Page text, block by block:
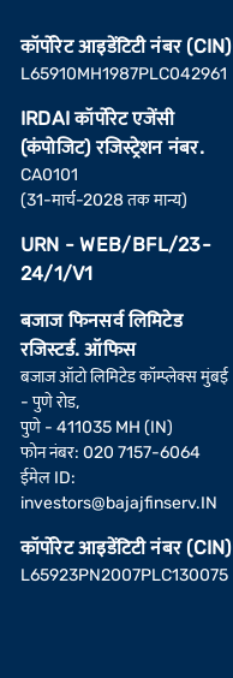
कॉर्पोरेट आइडेंटिटी नंबर (CIN)
L65910MH1987PLC042961
IRDAI कॉर्पोरेट एजेंसी
(कंपोजिट) रजिस्ट्रेशन नंबर.
CA0101
(31-मार्च-2028 तक मान्य)
URN - WEB/BFL/23-
24/1/V1
बजाज फिनसर्व लिमिटेड
रजिस्टर्ड. ऑफिस
बजाज ऑटो लिमिटेड कॉम्प्लेक्स मुंबई
- पुणे रोड,
पुणे - 411035 MH (IN)
फोन नंबर: 020 7157-6064
ईमेल ID:
investors@bajajfinserv.IN
कॉर्पोरेट आइडेंटिटी नंबर (CIN)
L65923PN2007PLC130075